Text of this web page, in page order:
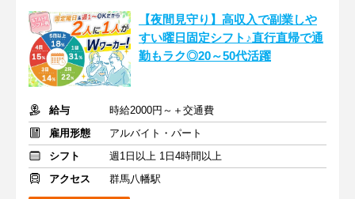
【夜間見守り】高収入で副業しや
すい曜日固定シフト♪直行直帰で通
勤もラク◎20～50代活躍
給与
時給2000円～＋交通費
雇用形態
アルバイト・パート
シフト
週1日以上 1日4時間以上
アクセス
群馬八幡駅